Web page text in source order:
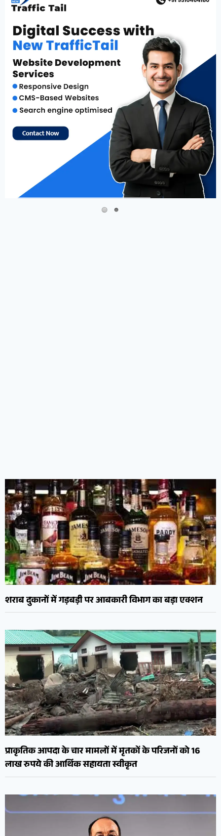
शराब दुकानों में गड़बड़ी पर आबकारी विभाग का बड़ा एक्शन
प्राकृतिक आपदा के चार मामलों में मृतकों के परिजनों को 16
लाख रुपये की आर्थिक सहायता स्वीकृत